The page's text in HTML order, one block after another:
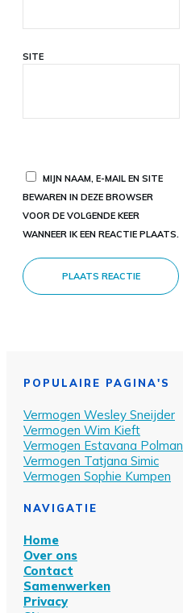
SITE
MIJN NAAM, E-MAIL EN SITE
BEWAREN IN DEZE BROWSER
VOOR DE VOLGENDE KEER
WANNEER IK EEN REACTIE PLAATS.
PLAATS REACTIE
POPULAIRE PAGINA'S
Vermogen Wesley Sneijder
Vermogen Wim Kieft
Vermogen Estavana Polman
Vermogen Tatjana Simic
Vermogen Sophie Kumpen
NAVIGATIE
Home
Over ons
Contact
Samenwerken
Privacy